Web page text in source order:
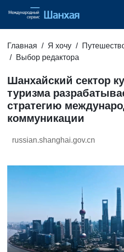
Главная Я хочу
Выбор редактора
Шанхайский сектор
туризма
стратегию
коммуникации
russian.shanghai.gov.cn